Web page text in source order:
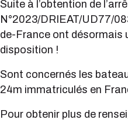
Suite à l’obtention de
N°2023/DRIEAT/UD77/
de-France ont désormais
disposition !
Sont concernés les
24m immatriculés en
Pour obtenir plus de